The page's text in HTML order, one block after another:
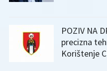
POZIV NA
precizna
Korištenje